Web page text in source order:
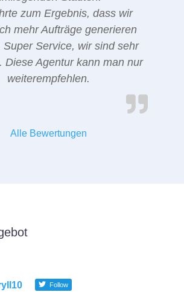
zum Ergebnis, dass wir
mehr Aufträge generieren
Super Service, wir sind sehr
Diese Agentur kann man nur
weiterempfehlen.
Alle Bewertungen
Follow